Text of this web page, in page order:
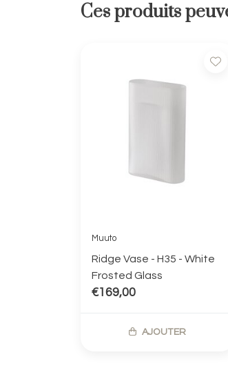
Ces produits
Muuto
Ridge Vase - H35 - White
Frosted Glass
€169,00
AJOUTER